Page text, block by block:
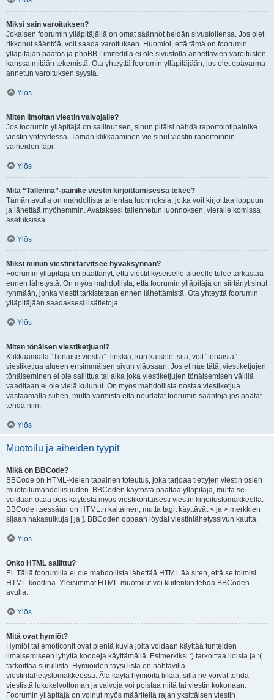
Miksi sain varoituksen?
Jokaisen foorumin ylläpitäjällä on omat säännöt heidän sivustollensa. Jos olet
rikkonut sääntöä, voit saada varoituksen. Huomioi, että tämä on foorumin
ylläpitäjän päätös ja phpBB Limitedillä ei ole sivustolla annettavien varoitusten
kanssa mitään tekemistä. Ota yhteyttä foorumin ylläpitäjään, jos olet epävarma
annetun varoituksen syystä.
Ylös
Miten ilmoitan viestin valvojalle?
Jos foorumin ylläpitäjä on sallinut sen, sinun pitäisi nähdä raportointipainike
viestin yhteydessä. Tämän klikkaaminen vie sinut viestin raportoinnin
vaiheiden läpi.
Ylös
Mitä “Tallenna”-painike viestin kirjoittamisessa tekee?
Tämän avulla on mahdollista tallentaa luonnoksia, jotka voit kirjoittaa loppuun
ja lähettää myöhemmin. Avataksesi tallennetun luonnoksen, vieraile komissa
asetuksissa.
Ylös
Miksi minun viestini tarvitsee hyväksynnän?
Foorumin ylläpitäjä on päättänyt, että viestit kyseiselle alueelle tulee tarkastaa
ennen lähetystä. On myös mahdollista, että foorumin ylläpitäjä on siirtänyt sinut
ryhmään, jonka viestit tarkistetaan ennen lähettämistä. Ota yhteyttä foorumin
ylläpitäjään saadaksesi lisätietoja.
Ylös
Miten tönäisen viestiketjuani?
Klikkaamalla “Tönaise viestiä” -linkkiä, kun katselet sitä, voit “tönäistä”
viestiketjua alueen ensimmäisen sivun yläosaan. Jos et näe tätä, viestiketjujen
tönäiseminen ei ole sallittua tai aika joka viestiketjujen tönäisemisen välillä
vaaditaan ei ole vielä kulunut. On myös mahdollista nostaa viestiketjua
vastaamalla siihen, mutta varmista että noudatat foorumin sääntöjä jos päätät
tehdä niin.
Ylös
Muotoilu ja aiheiden tyypit
Mikä on BBCode?
BBCode on HTML-kielen tapainen toteutus, joka tarjoaa tiettyjen viestin osien
muotoilumahdollisuuden. BBCoden käytöstä päättää ylläpitäjä, mutta se
voidaan ottaa pois käytöstä myös viestikohtaisesti viestin kirjoituslomakkeella.
BBCode itsessään on HTML:n kaltainen, mutta tagit käyttävät < ja > merkkien
sijaan hakasulkuja [ ja ]. BBCoden oppaan löydät viestinlähetyssivun kautta.
Ylös
Onko HTML sallittu?
Ei. Tällä foorumilla ei ole mahdollista lähettää HTML:ää siten, että se toimisi
HTML-koodina. Yleisimmät HTML-muotoilut voi kuitenkin tehdä BBCoden
avulla.
Ylös
Mitä ovat hymiöt?
Hymiöt tai emoticonit ovat pieniä kuvia joita voidaan käyttää tunteiden
ilmaisemiseen lyhyitä koodeja käyttämällä. Esimerkiksi :) tarkoittaa iloista ja :(
tarkoittaa surullista. Hymiöiden täysi lista on nähtävillä
viestinlähetyslomakkeessa. Älä käytä hymiöitä liikaa, sillä ne voivat tehdä
viestistä lukukelvottoman ja valvoja voi poistaa niitä tai viestin kokonaan.
Foorumin ylläpitäjä on voinut myös määritellä rajan yksittäisen viestin